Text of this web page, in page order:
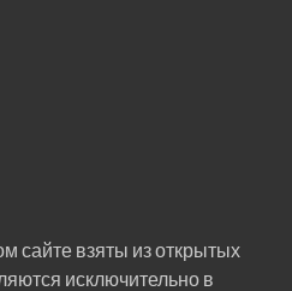
сайте взяты из открытых
исключительно в